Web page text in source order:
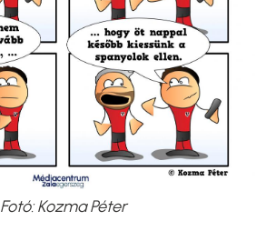
Fotó: Kozma Péter